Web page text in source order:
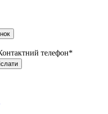
телефон*